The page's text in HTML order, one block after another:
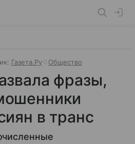
Газета.Ру Общество
фразы,
в транс